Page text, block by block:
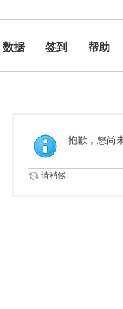
数据 签到
帮助
抱歉，您尚
请稍候...